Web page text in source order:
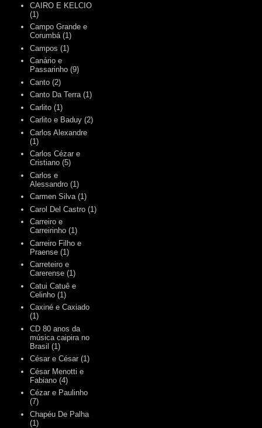
CAIRO E KELCIO
(1)
Campo Grande e
Corumbá (1)
Campos (1)
Canário e
Passarinho (9)
Canto (2)
Canto Da Terra (1)
Carlito (1)
Carlito e Baduy (2)
Carlos Alexandre
(1)
Carlos Cézar e
Cristiano (5)
Carlos e
Alessandro (1)
Carmen Silva (1)
Carol Del Castro (1)
Carreiro e
Carreirinho (1)
Carreiro Filho e
Praense (1)
Carreteiro e
Carerense (1)
Catui Catuê e
Celinho (1)
Caxiné e Caxiado
(1)
CD 80 anos da
música caipira no
Brasil (1)
César e César (1)
César Menotti e
Fabiano (4)
Cézar e Paulinho
(7)
Chapéu De Palha
(1)